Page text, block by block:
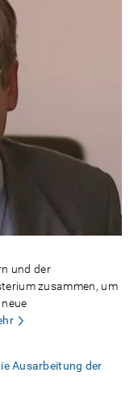
und der
zusammen, um
Ausarbeitung der